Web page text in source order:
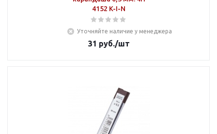
4152 K-I-N
Уточняйте наличие у менеджера
31 руб./шт